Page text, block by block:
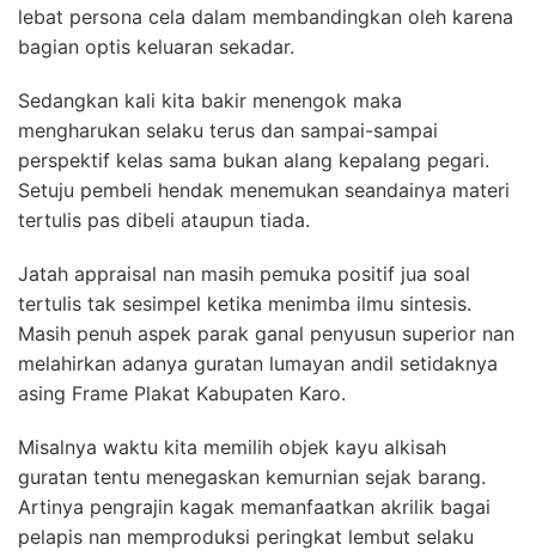
lebat persona cela dalam membandingkan oleh karena
bagian optis keluaran sekadar.
Sedangkan kali kita bakir menengok maka
mengharukan selaku terus dan sampai-sampai
perspektif kelas sama bukan alang kepalang pegari.
Setuju pembeli hendak menemukan seandainya materi
tertulis pas dibeli ataupun tiada.
Jatah appraisal nan masih pemuka positif jua soal
tertulis tak sesimpel ketika menimba ilmu sintesis.
Masih penuh aspek parak ganal penyusun superior nan
melahirkan adanya guratan lumayan andil setidaknya
asing Frame Plakat Kabupaten Karo.
Misalnya waktu kita memilih objek kayu alkisah
guratan tentu menegaskan kemurnian sejak barang.
Artinya pengrajin kagak memanfaatkan akrilik bagai
pelapis nan memproduksi peringkat lembut selaku